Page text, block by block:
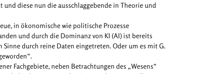
diese nun die ausschlaggebende in Theorie und
in ökonomische wie politische Prozesse
und durch die Dominanz von KI (AI) ist bereits
durch reine Daten eingetreten. Oder um es mit G.
Fachgebiete, neben Betrachtungen des „Wesens“